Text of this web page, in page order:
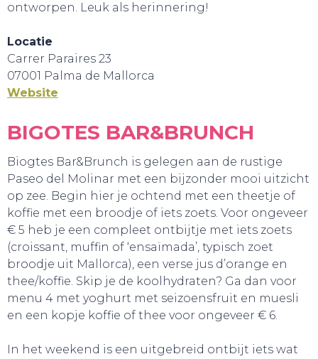
ontworpen. Leuk als herinnering!
Locatie
Carrer Paraires 23
07001 Palma de Mallorca
Website
BIGOTES BAR&BRUNCH
Biogtes Bar&Brunch is gelegen aan de rustige
Paseo del Molinar met een bijzonder mooi uitzicht
op zee. Begin hier je ochtend met een theetje of
koffie met een broodje of iets zoets. Voor ongeveer
€ 5 heb je een compleet ontbijtje met iets zoets
(croissant, muffin of ‘ensaïmada’, typisch zoet
broodje uit Mallorca), een verse jus d’orange en
thee/koffie. Skip je de koolhydraten? Ga dan voor
menu 4 met yoghurt met seizoensfruit en muesli
en een kopje koffie of thee voor ongeveer € 6.
In het weekend is een uitgebreid ontbijt iets wat